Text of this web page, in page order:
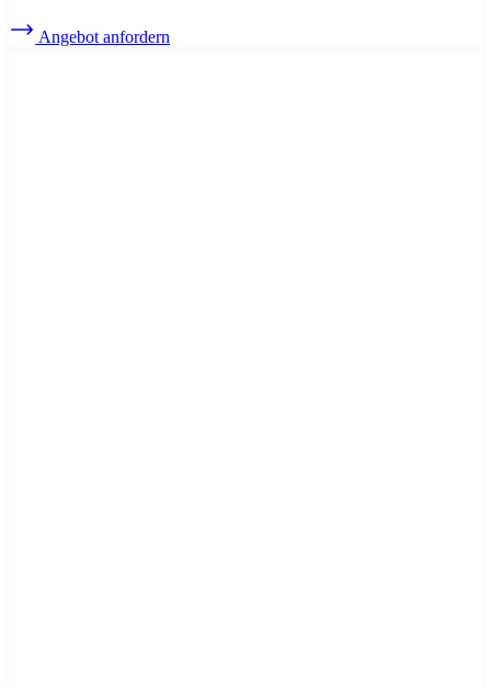
Angebot anfordern